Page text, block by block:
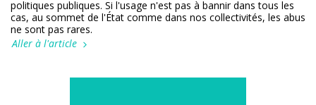
politiques publiques. Si l'usage n'est pas à bannir dans tous les
cas, au sommet de l'État comme dans nos collectivités, les abus
ne sont pas rares.
Aller à l'article